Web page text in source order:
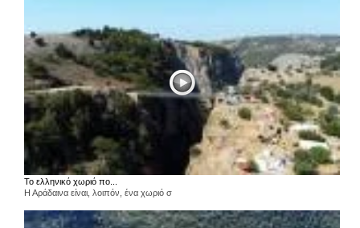
Το ελληνικό χωριό πο...
Η Αράδαινα είναι, λοιπόν, ένα χωριό σ